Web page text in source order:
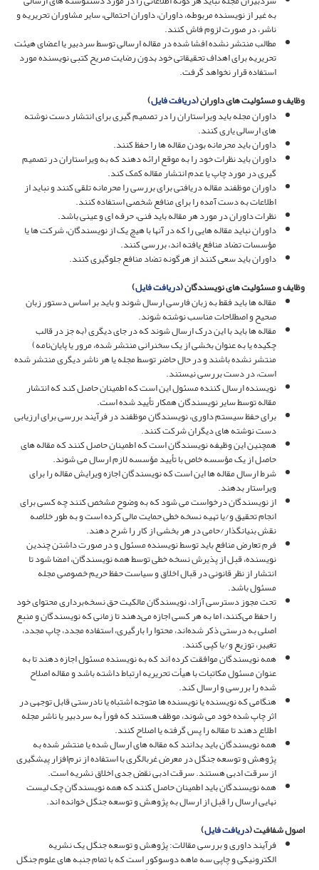
به غیر از نویسنده مربوطه، داوران، داوران احتمالی، سایر مشاوران تحریریه و
ناشر، در صورت لزوم فاش کنند.
مطالب منتشر نشده افشا شده در مقاله ارسالی توسط سردبیر یا اعضای هیئت
تحریریه برای اهداف تحقیقاتی خود بدون رضایت صریح کتبی نویسنده مورد
استفاده قرار نخواهد گرفت.
وظایف و مسئولیت های داوران (دریافت فایل)
داوران مجله باید ویراستاران را در تصمیم گیری برای انتشار دست نوشته
های ارسالی یاری کنند.
داوران باید محرمانه بودن مقاله ها را حفظ کنند.
داوران باید نظرات خود را به موقع ارائه دهند که به ویراستاران در تصمیم
گیری در مورد چاپ یا عدم انتشار مقاله کمک کند.
داوران موظفند مقاله دریافتی برای بررسی را محرمانه تلقی کنند و نباید از
اطلاعات به دست آمده را برای منافع شخصی استفاده کنند.
نظرات داوران در مورد هر مقاله باید فنی، حرفه ای و عینی باشد.
داوران نباید مقاله هایی را که در آنها با هیچ یک از نویسندگان، شرکت ها یا
مؤسسات تضاد منافع یافته اند، بررسی کنند.
داوران باید سعی کنند از هرگونه تضاد منافع جلوگیری کنند.
وظایف و مسئولیت های نویسندگان (دریافت فایل)
مقاله ها باید فقط به زبان فارسی ارسال شوند و باید بر اساس دستور زبان
صحیح و اصطلاحات مناسب نوشته شوند.
مقاله ها باید با این درک ارسال شوند که در جای دیگری (به جز در قالب
چکیده یا به عنوان بخشی از یک سخنرانی منتشر شده، مرور یا پایان‌نامه)
منتشر نشده باشند و در حال حاضر توسط مجله یا هر ناشر دیگری منتشر شده
است، در دست بررسی نیستند.
نویسنده ارسال کننده مسئول این است که اطمینان حاصل کند که انتشار
مقاله توسط سایر نویسندگان همکار تأیید شده است.
برای حفظ سیستم داوری، نویسندگان موظفند در فرآیند بررسی برای ارزیابی
دست نوشته های دیگران شرکت کنند.
همچنین این وظیفه نویسندگان است که اطمینان حاصل کنند که مقاله های
حاصل از یک مؤسسه خاص با تأیید مؤسسه لازم ارسال می شوند.
شرط ارسال مقاله ها این است که نویسندگان اجازه ویرایش مقاله را برای
ویراستار بدهند.
از نویسندگان درخواست می شود که به وضوح مشخص کنند چه کسی برای
انجام تحقیق و/یا تهیه نسخه خطی حمایت مالی کرده است و به طور خلاصه
نقش بنیانگذار/حامی در هر بخشی از کار را شرح دهند.
فرم تعارض منافع باید توسط نویسنده مسئول و در صورت داشتن چندین
نویسنده، قبل از پذیرش نسخه خطی توسط همه نویسندگان، امضا شود تا
انتشار از نظر قانونی در قبال اخلاق و سیاست حفظ حریم خصوصی مجله
مسئول باشد.
تحت مجوز دسترسی آزاد، نویسندگان مالکیت حق نسخه‌برداری محتوای خود
را حفظ می‌کنند، اما به هر کسی اجازه می‌دهند تا زمانی که نویسندگان و منبع
اصلی به درستی ذکر شده‌اند، محتوا را بارگیری، استفاده مجدد، چاپ مجدد،
تغییر، توزیع و/یا کپی کنند.
همه نویسندگان موافقت کرده اند که به نویسنده مسئول اجازه دهند تا به
عنوان مسئول مکاتبات با هیأت تحریریه ارتباط داشته باشد و مقاله اصلاح
شده را بررسی و ارسال کند.
هنگامی که نویسنده یا نویسنده ها متوجه اشتباه یا نادرستی قابل توجهی در
اثر چاپ شده خود می شوند، موظف هستند که فوراً به سردبیر یا ناشر مجله
اطلاع دهند تا مقاله را پس گرفته یا اصلاح کنند.
همه نویسندگان باید بدانند که مقاله های ارسال شده یا منتشر شده به
پژوهش و توسعه جنگل در معرض غربالگری با استفاده از نرم‌افزار پیشگیری
از سرقت ادبی هستند. سرقت ادبی نقض جدی اخلاق نشریه است.
همه نویسندگان باید اطمینان حاصل کنند که همه نویسندگان چک لیست
نهایی ارسال را قبل از ارسال به پژوهش و توسعه جنگل خوانده اند.
اصول شفافیت (دریافت فایل)
فرآیند داوری و بررسی مقالات: پژوهش و توسعه جنگل یک نشریه
الکترونیکی و چاپی سه ماهه دوسوکور است که با تمام جنبه های علوم جنگل